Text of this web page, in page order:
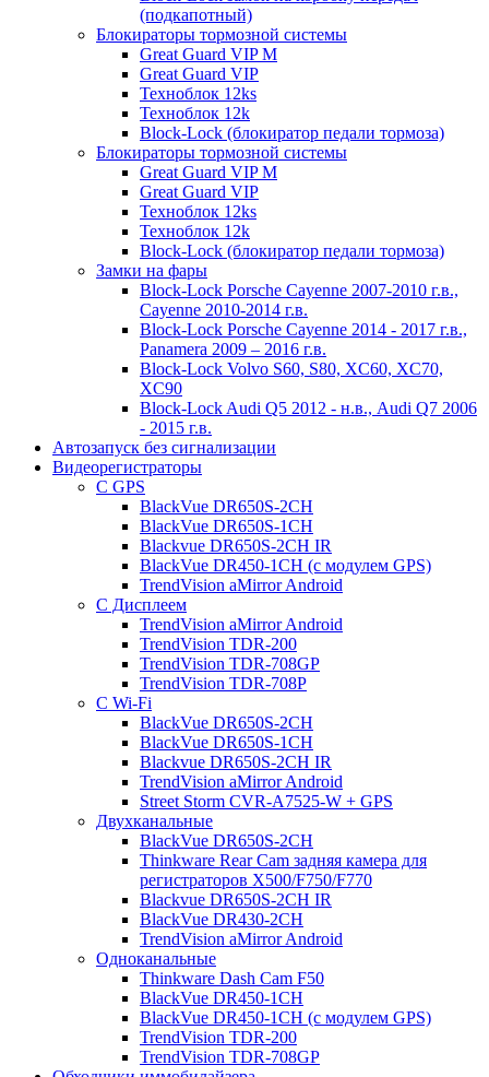
(подкапотный)
Блокираторы тормозной системы
Great Guard VIP M
Great Guard VIP
Техноблок 12ks
Техноблок 12k
Block-Lock (блокиратор педали тормоза)
Блокираторы тормозной системы
Great Guard VIP M
Great Guard VIP
Техноблок 12ks
Техноблок 12k
Block-Lock (блокиратор педали тормоза)
Замки на фары
Block-Lock Porsche Cayenne 2007-2010 г.в.,
Cayenne 2010-2014 г.в.
Block-Lock Porsche Cayenne 2014 - 2017 г.в.,
Panamera 2009 – 2016 г.в.
Block-Lock Volvo S60, S80, XC60, XC70,
XC90
Block-Lock Audi Q5 2012 - н.в., Audi Q7 2006
- 2015 г.в.
Автозапуск без сигнализации
Видеорегистраторы
С GPS
BlackVue DR650S-2CH
BlackVue DR650S-1CH
Blackvue DR650S-2CH IR
BlackVue DR450-1CH (с модулем GPS)
TrendVision aMirror Android
С Дисплеем
TrendVision aMirror Android
TrendVision TDR-200
TrendVision TDR-708GP
TrendVision TDR-708P
С Wi-Fi
BlackVue DR650S-2CH
BlackVue DR650S-1CH
Blackvue DR650S-2CH IR
TrendVision aMirror Android
Street Storm CVR-A7525-W + GPS
Двухканальные
BlackVue DR650S-2CH
Thinkware Rear Cam задняя камера для
регистраторов X500/F750/F770
Blackvue DR650S-2CH IR
BlackVue DR430-2CH
TrendVision aMirror Android
Одноканальные
Thinkware Dash Cam F50
BlackVue DR450-1CH
BlackVue DR450-1CH (с модулем GPS)
TrendVision TDR-200
TrendVision TDR-708GP